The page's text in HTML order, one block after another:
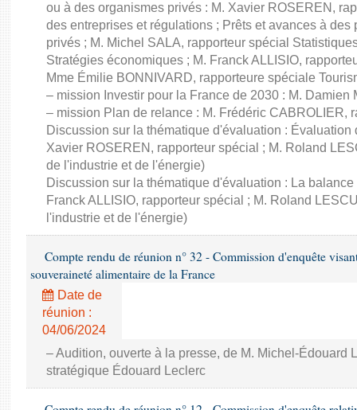
ou à des organismes privés : M. Xavier ROSEREN,
des entreprises et régulations ; Prêts et avances à
privés ; M. Michel SALA, rapporteur spécial
Stratégies économiques ; M. Franck ALLISIO,
Mme Émilie BONNIVARD, rapporteure spéciale
– mission Investir pour la France de 2030 : M. Damien
– mission Plan de relance : M. Frédéric CABROLIER,
Discussion sur la thématique d'évaluation :
Xavier ROSEREN, rapporteur spécial ; M. Roland
de l'industrie et de l'énergie)
Discussion sur la thématique d'évaluation : La
Franck ALLISIO, rapporteur spécial ; M. Roland
l'industrie et de l'énergie)
Compte rendu de réunion n° 32 - Commission d'enquête
souveraineté alimentaire de la France
Date de
réunion :
04/06/2024
– Audition, ouverte à la presse, de M. Michel-Édouard
stratégique Édouard Leclerc